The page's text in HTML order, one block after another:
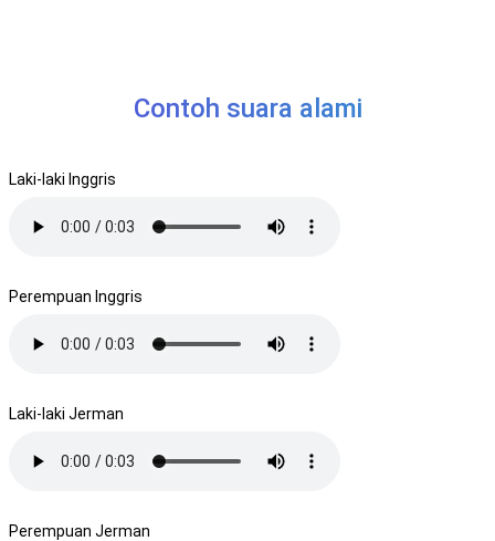
Contoh suara alami
Laki-laki Inggris
Perempuan Inggris
Laki-laki Jerman
Perempuan Jerman